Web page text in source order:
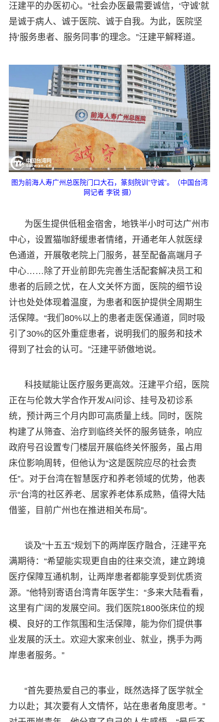
汪建平的办医初心。“社会办医最需要诚信，‘守诚’就
是诚于病人、诚于医院、诚于自我。为此，医院坚
持‘服务患者、服务同事’的理念。”汪建平解释道。
图为前海人寿广州总医院门口大石，篆刻院训“守诚”。（中国台湾
网记者 李锐 摄）
为医生提供低租金宿舍，地铁半小时可达广州市
中心，设置猫咖舒缓患者情绪，开通老年人就医绿
色通道，开展敬老院上门服务，甚至配备高端月子
中心……除了开业前即先完善生活配套解决员工和
患者的后顾之忧，在人文关怀方面，医院的细节设
计也处处体现着温度，为患者和医护提供全周期生
活保障。“我们80%以上的患者走医保通道，同时吸
引了30%的区外重症患者，说明我们的服务和技术
得到了社会的认可。”汪建平骄傲地说。
科技赋能让医疗服务更高效。汪建平介绍，医院
正在与伦敦大学合作开发AI问诊、挂号及初诊系
统，预计两三个月内即可高质量上线。同时，医院
构建了从筛查、治疗到临终关怀的服务链条，响应
政府号召设置专门楼层开展临终关怀服务，虽占用
床位影响周转，但他认为“这是医院应尽的社会责
任”。对于台湾在智慧医疗和养老领域的优势，他表
示“台湾的社区养老、居家养老体系成熟，值得大陆
借鉴，目前广州也在推进相关布局”。
谈及“十五五”规划下的两岸医疗融合，汪建平充
满期待：“希望能实现更自由的往来交流，建立跨境
医疗保障互通机制，让两岸患者都能享受到优质资
源。”他特别寄语台湾青年医学生：“多来大陆看看，
这里有广阔的发展空间。我们医院1800张床位的规
模、良好的工作氛围和生活保障，能为你们提供事
业发展的沃土。欢迎大家来创业、就业，携手为两
岸患者服务。”
“首先要热爱自己的事业，既然选择了医学就全
力以赴；其次要有人文情怀，站在患者角度思考。”